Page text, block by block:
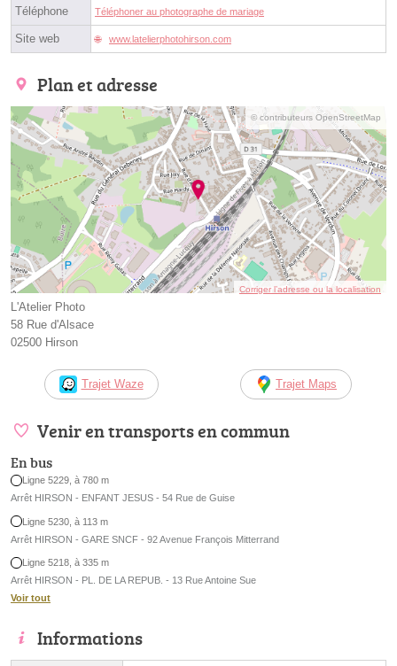
Téléphone Téléphoner au photographe de mariage
Site web www.latelierphotohirson.com
Plan et adresse
© contributeurs OpenStreetMap
Corriger l’adresse ou la localisation
L'Atelier Photo
58 Rue d'Alsace
02500 Hirson
Trajet Waze Trajet Maps
Venir en transports en commun
En bus
Ligne 5229, à 780 m
Arrêt HIRSON - ENFANT JESUS - 54 Rue de Guise
Ligne 5230, à 113 m
Arrêt HIRSON - GARE SNCF - 92 Avenue François Mitterrand
Ligne 5218, à 335 m
Arrêt HIRSON - PL. DE LA REPUB. - 13 Rue Antoine Sue
Voir tout
Informations